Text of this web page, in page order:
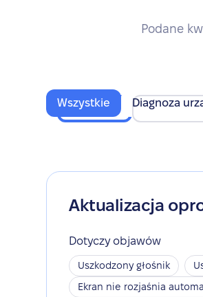
Podane
Wszystkie Diagnoza
Aktualizacja
Dotyczy objawów
Uszkodzony głośnik
Ekran nie rozjaśnia